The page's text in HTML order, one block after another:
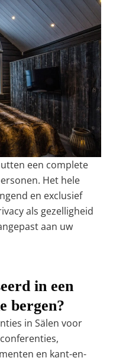
een complete
Het hele
en exclusief
als gezelligheid
aan uw
in een
bergen?
in Sälen voor
en kant-en-